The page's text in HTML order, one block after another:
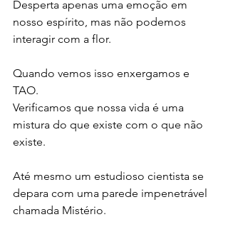
Desperta apenas uma emoção em
nosso espírito, mas não podemos
interagir com a flor.
Quando vemos isso enxergamos e
TAO.
Verificamos que nossa vida é uma
mistura do que existe com o que não
existe.
Até mesmo um estudioso cientista se
depara com uma parede impenetrável
chamada Mistério.